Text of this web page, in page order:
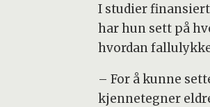
I studier
har hun sett på
hvordan
– For å kunne
kjennetegner